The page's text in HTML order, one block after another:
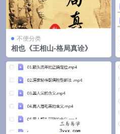
不便分类
相也《王相山-格局真诠》